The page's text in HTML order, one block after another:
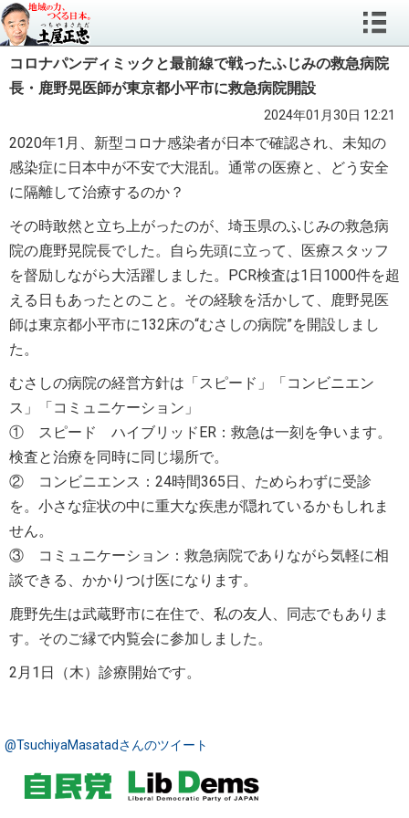
コロナパンディミックと最前線で戦ったふじみの救急病院
長・鹿野晃医師が東京都小平市に救急病院開設
2024年01月30日 12:21
2020年1月、新型コロナ感染者が日本で確認され、未知の
感染症に日本中が不安で大混乱。通常の医療と、どう安全
に隔離して治療するのか？
その時敢然と立ち上がったのが、埼玉県のふじみの救急病
院の鹿野晃院長でした。自ら先頭に立って、医療スタッフ
を督励しながら大活躍しました。 PCR検査は1日1000件を超
える日もあったとのこと。 その経験を活かして、鹿野晃医
師は東京都小平市に132床の“むさしの病院”を開設しまし
た。
むさしの病院の経営方針は「スピード」「コンビニエン
ス」「コミュニケーション」
① スピード ハイブリッドER：救急は一刻を争います。
検査と治療を同時に同じ場所で。
② コンビニエンス：24時間365日、ためらわずに受診
を。小さな症状の中に重大な疾患が隠れているかもしれま
せん。
③ コミュニケーション：救急病院でありながら気軽に相
談できる、かかりつけ医になります。
鹿野先生は武蔵野市に在住で、私の友人、同志でもありま
す。そのご縁で内覧会に参加しました。
2月1日（木） 診療開始です。
@TsuchiyaMasatadさんのツイート